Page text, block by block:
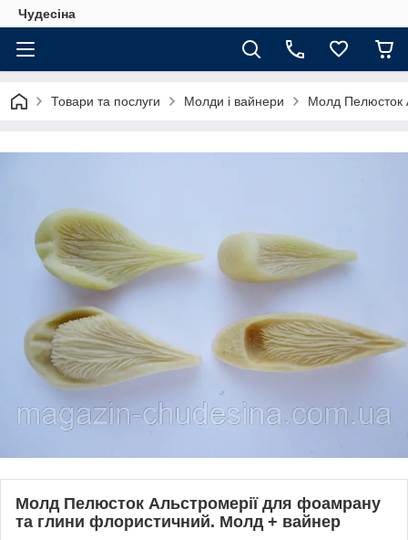
Чудесіна
Товари та послуги Молди і вайнери Молд Пелюсток
Молд Пелюсток Альстромерії для фоамрану
та глини флористичний. Молд + вайнер